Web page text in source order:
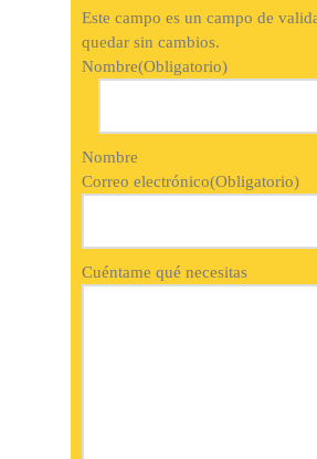
Este campo es un campo de
quedar sin cambios.
Nombre(Obligatorio)
Nombre
Correo electrónico(Obligatorio)
Cuéntame qué necesitas